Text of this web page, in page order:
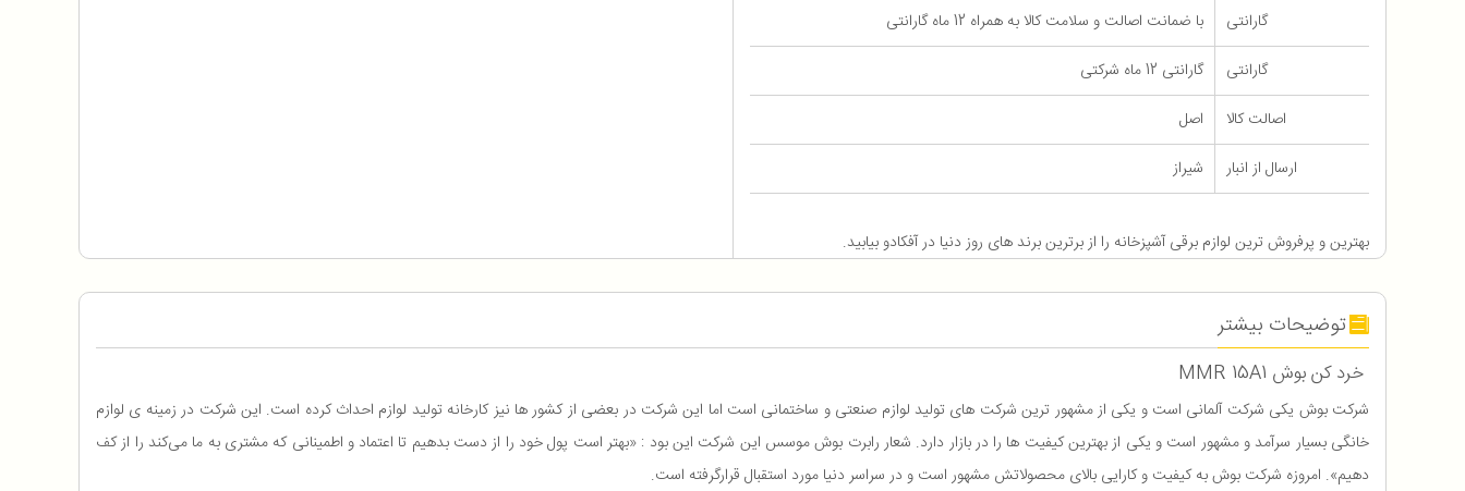
گارانتی
با ضمانت اصالت و سلامت کالا به همراه 12 ماه گارانتی
گارانتی
گارانتی 12 ماه شرکتی
اصالت کالا
اصل
ارسال از انبار
شیراز
بهترین و پرفروش ترین لوازم برقی آشپزخانه را از برترین برند های روز دنیا در آفکادو بیابید.
توضیحات بیشتر
خرد کن بوش MMR 15A1
شرکت بوش یکی شرکت آلمانی است و یکی از مشهور ترین شرکت های تولید لوازم صنعتی و ساختمانی است اما این شرکت در بعضی از کشور ها نیز کارخانه تولید لوازم احداث کرده است. این شرکت در زمینه ی لوازم
خانگی بسیار سرآمد و مشهور است و یکی از بهترین کیفیت ها را در بازار دارد. شعار رابرت بوش موسس این شرکت این بود : «بهتر است پول خود را از دست بدهیم تا اعتماد و اطمینانی که مشتری به ما می‌کند را از کف
دهیم». امروزه شرکت بوش به کیفیت و کارایی بالای محصولاتش مشهور است و در سراسر دنیا مورد استقبال قرارگرفته است.